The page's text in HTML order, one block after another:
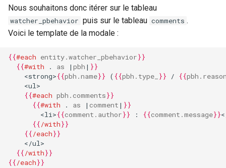
Nous souhaitons donc itérer sur le tableau
watcher_pbehavior puis sur le tableau comments .
Voici le template de la modale :
{{#each entity.watcher_pbehavior}}
{{#with . as | pbh | }}
    <strong>
{{pbh.name}} ( {{pbh.type_ }} / {{
    <ul>
{{#each pbh.comments}}
{{#with . as | comment | }}
        <li>
{{comment.author}} : {{comment.message}}
{{/with}}
{{/each}}
    </ul>
{{/with}}
{{/each}}